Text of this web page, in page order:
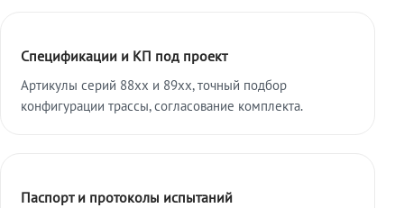
Спецификации и КП под проект
Артикулы серий 88xx и 89xx, точный подбор
конфигурации трассы, согласование комплекта.
Паспорт и протоколы испытаний